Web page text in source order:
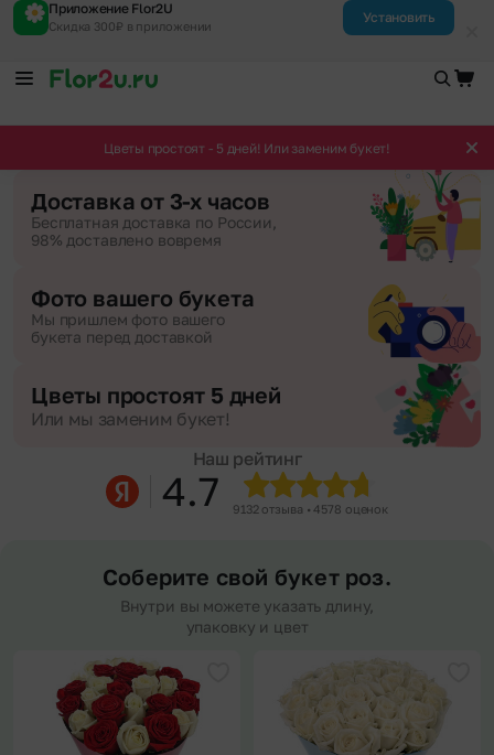
Приложение Flor2U
Скидка 300₽ в приложении
Установить
Цветы простоят - 5 дней! Или заменим букет!
Доставка от 3-х часов
Бесплатная доставка по России,
98% доставлено вовремя
Фото вашего букета
Мы пришлем фото вашего
букета перед доставкой
Цветы простоят 5 дней
Или мы заменим букет!
Наш рейтинг
4.7 9132 отзыва • 4578 оценок
Соберите свой букет роз.
Внутри вы можете указать длину,
упаковку и цвет
Добавить в избранное